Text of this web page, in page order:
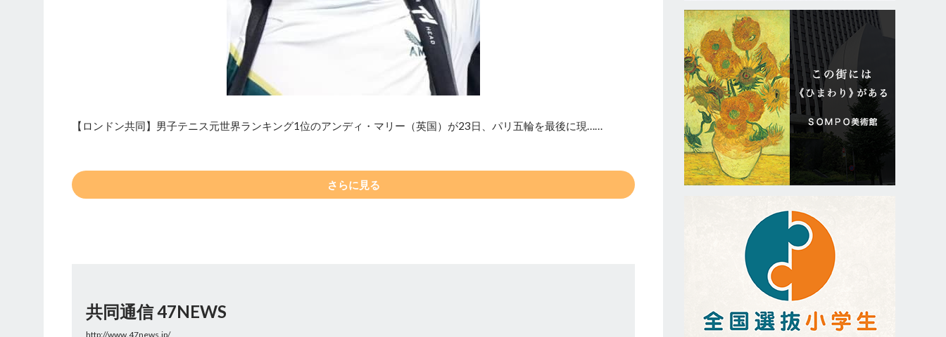
【ロンドン共同】男子テニス元世界ランキング1位のアンディ・マリー（英国）が23日、パリ五輪を最後に現……
さらに見る
共同通信 47NEWS
http://www.47news.jp/